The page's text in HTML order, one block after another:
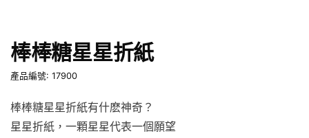
棒棒糖星星折紙
產品編號: 17900
棒棒糖星星折紙有什麽神奇？
星星折紙，一顆星星代表一個願望